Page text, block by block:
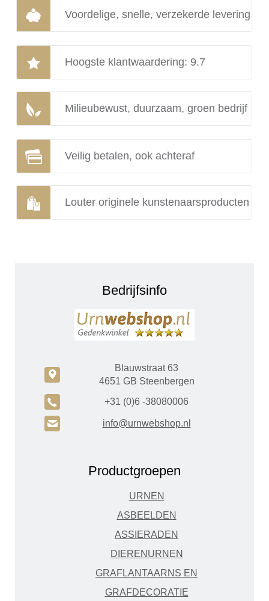
Voordelige, snelle, verzekerde levering
Hoogste klantwaardering: 9.7
Milieubewust, duurzaam, groen bedrijf
Veilig betalen, ook achteraf
Louter originele kunstenaarsproducten
Bedrijfsinfo
c
Blauwstraat 63
4651 GB Steenbergen
A +31 (0)6 -38080006
H info@urnwebshop.nl
Productgroepen
URNEN
ASBEELDEN
ASSIERADEN
DIERENURNEN
GRAFLANTAARNS EN
GRAFDECORATIE